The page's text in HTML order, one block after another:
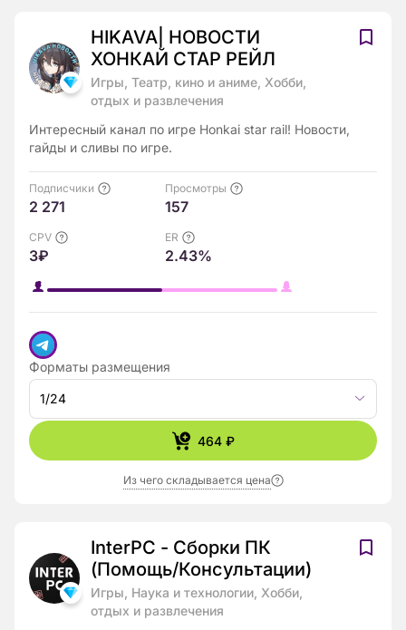
HIKAVA| НОВОСТИ
ХОНКАЙ СТАР РЕЙЛ
Игры, Театр, кино и аниме, Хобби,
отдых и развлечения
Интересный канал по игре Honkai star rail! Новости,
гайды и сливы по игре.
Подписчики
2 271
Просмотры
157
CPV
3₽
ER
2.43%
Форматы размещения
1/24
464 ₽
Из чего складывается цена
InterPC - Сборки ПК
(Помощь/Консультации)
Игры, Наука и технологии, Хобби,
отдых и развлечения